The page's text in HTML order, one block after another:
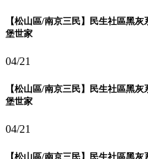
【松山區/南京三民】民生社區黑
堡世家
04/21
【松山區/南京三民】民生社區黑
堡世家
04/21
【松山區/南京三民】民生社區黑